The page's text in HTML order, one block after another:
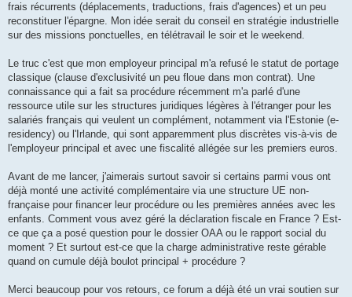
frais récurrents (déplacements, traductions, frais d'agences) et un peu
reconstituer l'épargne. Mon idée serait du conseil en stratégie industrielle
sur des missions ponctuelles, en télétravail le soir et le weekend.
Le truc c'est que mon employeur principal m'a refusé le statut de portage
classique (clause d'exclusivité un peu floue dans mon contrat). Une
connaissance qui a fait sa procédure récemment m'a parlé d'une
ressource utile sur les structures juridiques légères à l'étranger pour les
salariés français qui veulent un complément, notamment via l'Estonie (e-
residency) ou l'Irlande, qui sont apparemment plus discrètes vis-à-vis de
l'employeur principal et avec une fiscalité allégée sur les premiers euros.
Avant de me lancer, j'aimerais surtout savoir si certains parmi vous ont
déjà monté une activité complémentaire via une structure UE non-
française pour financer leur procédure ou les premières années avec les
enfants. Comment vous avez géré la déclaration fiscale en France ? Est-
ce que ça a posé question pour le dossier OAA ou le rapport social du
moment ? Et surtout est-ce que la charge administrative reste gérable
quand on cumule déjà boulot principal + procédure ?
Merci beaucoup pour vos retours, ce forum a déjà été un vrai soutien sur